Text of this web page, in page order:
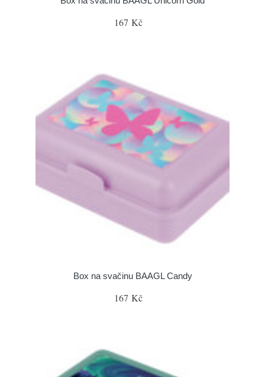
167 Kč
Box na svačinu BAAGL Candy
167 Kč